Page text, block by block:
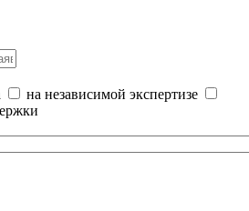
на независимой экспертизе